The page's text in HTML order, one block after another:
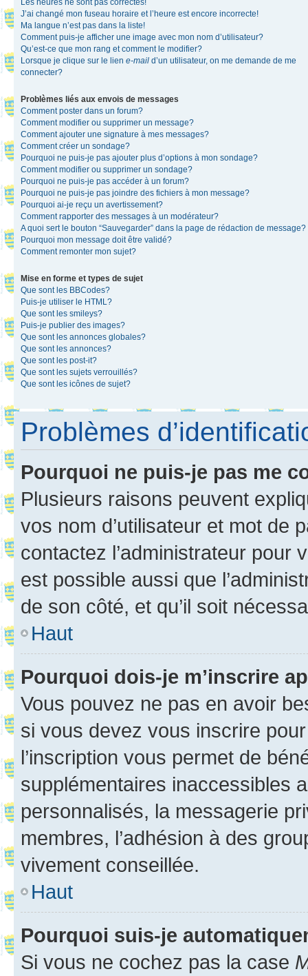
J’ai changé mon fuseau horaire et l’heure est encore incorrecte!
Ma langue n’est pas dans la liste!
Comment puis-je afficher une image avec mon nom d’utilisateur?
Qu’est-ce que mon rang et comment le modifier?
Lorsque je clique sur le lien e-mail d’un utilisateur, on me demande de me
connecter?
Problèmes liés aux envois de messages
Comment poster dans un forum?
Comment modifier ou supprimer un message?
Comment ajouter une signature à mes messages?
Comment créer un sondage?
Pourquoi ne puis-je pas ajouter plus d’options à mon sondage?
Comment modifier ou supprimer un sondage?
Pourquoi ne puis-je pas accéder à un forum?
Pourquoi ne puis-je pas joindre des fichiers à mon message?
Pourquoi ai-je reçu un avertissement?
Comment rapporter des messages à un modérateur?
A quoi sert le bouton “Sauvegarder” dans la page de rédaction de message?
Pourquoi mon message doit être validé?
Comment remonter mon sujet?
Mise en forme et types de sujet
Que sont les BBCodes?
Puis-je utiliser le HTML?
Que sont les smileys?
Puis-je publier des images?
Que sont les annonces globales?
Que sont les annonces?
Que sont les post-it?
Que sont les sujets verrouillés?
Que sont les icônes de sujet?
Problèmes
Pourquoi ne puis-je pas me
Plusieurs raisons peuvent
vos nom d’utilisateur et mot de
contactez l’administrateur pour
est possible aussi que
de son côté, et qu’il soit
Haut
Pourquoi dois-je m’inscrire
Vous pouvez ne pas en avoir
si vous devez vous inscrire
l’inscription vous permet de
supplémentaires inaccessibles
personnalisés, la messagerie
membres, l’adhésion à des
vivement conseillée.
Haut
Pourquoi suis-je
Si vous ne cochez pas la case